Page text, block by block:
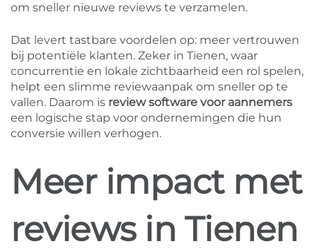
om sneller nieuwe reviews te verzamelen.
Dat levert tastbare voordelen op: meer vertrouwen
bij potentiële klanten. Zeker in Tienen, waar
concurrentie en lokale zichtbaarheid een rol spelen,
helpt een slimme reviewaanpak om sneller op te
vallen. Daarom is review software voor aannemers
een logische stap voor ondernemingen die hun
conversie willen verhogen.
Meer impact met
reviews in Tienen